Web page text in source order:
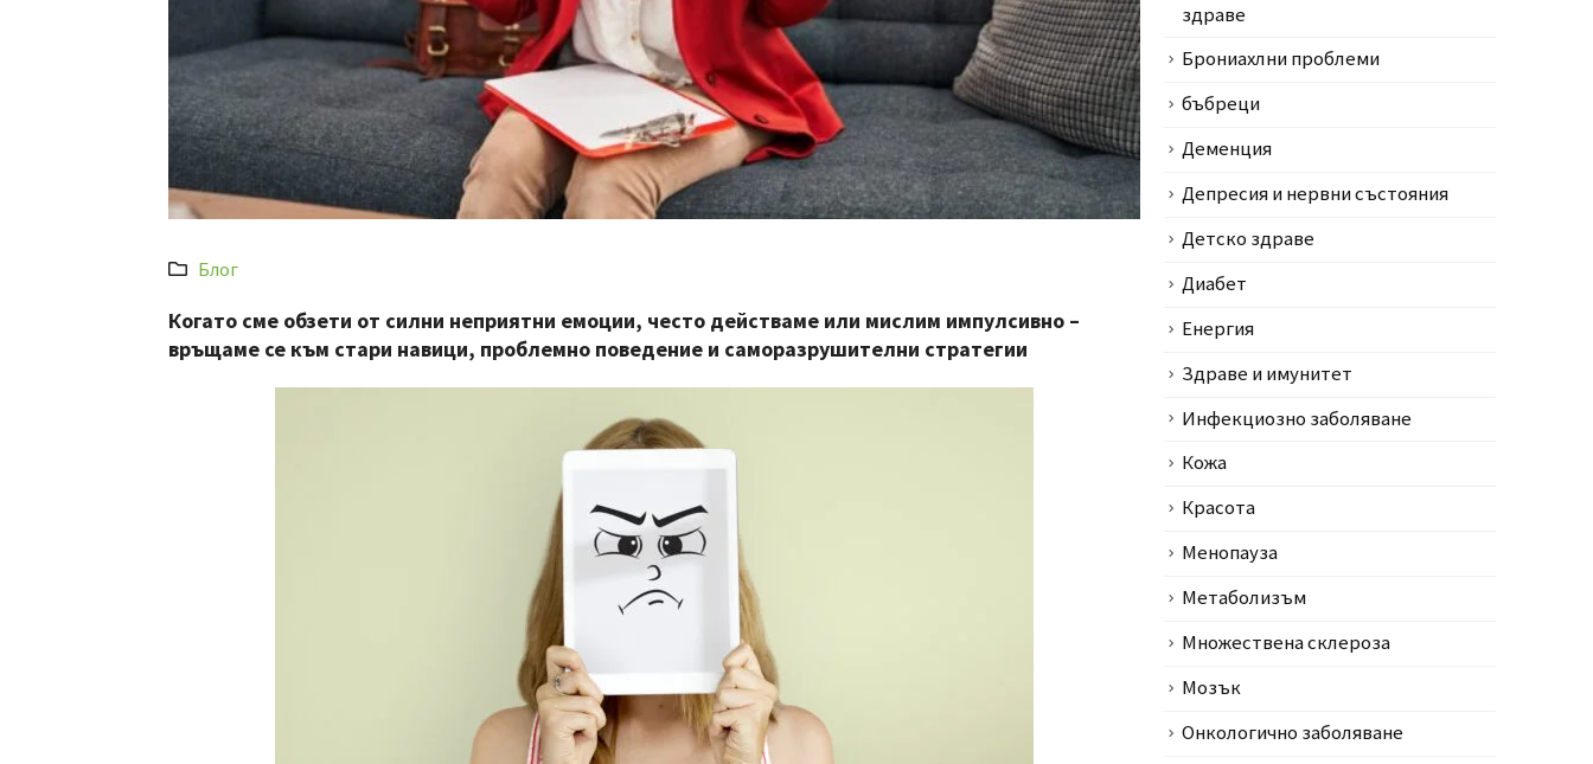
Блог
Когато сме обзети от силни неприятни емоции, често действаме или мислим импулсивно –
връщаме се към стари навици, проблемно поведение и саморазрушителни стратегии
здраве
Брониахлни проблеми
бъбреци
Деменция
Депресия и нервни състояния
Детско здраве
Диабет
Енергия
Здраве и имунитет
Инфекциозно заболяване
Кожа
Красота
Менопауза
Метаболизъм
Множествена склероза
Мозък
Онкологично заболяване